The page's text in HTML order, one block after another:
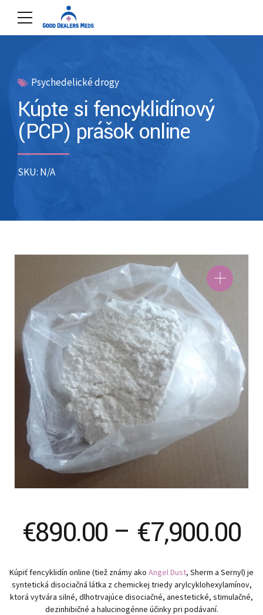
Psychedelické drogy
Kúpte si fencyklidínový
(PCP) prášok online
SKU: N/A
€890.00 – €7,900.00
Kúpiť fencyklidín online (tiež známy ako Angel Dust, Sherm a Sernyl) je
syntetická disociačná látka z chemickej triedy arylcyklohexylamínov,
ktorá vytvára silné, dlhotrvajúce disociačné, anestetické, stimulačné,
dezinhibičné a halucinogénne účinky pri podávaní.